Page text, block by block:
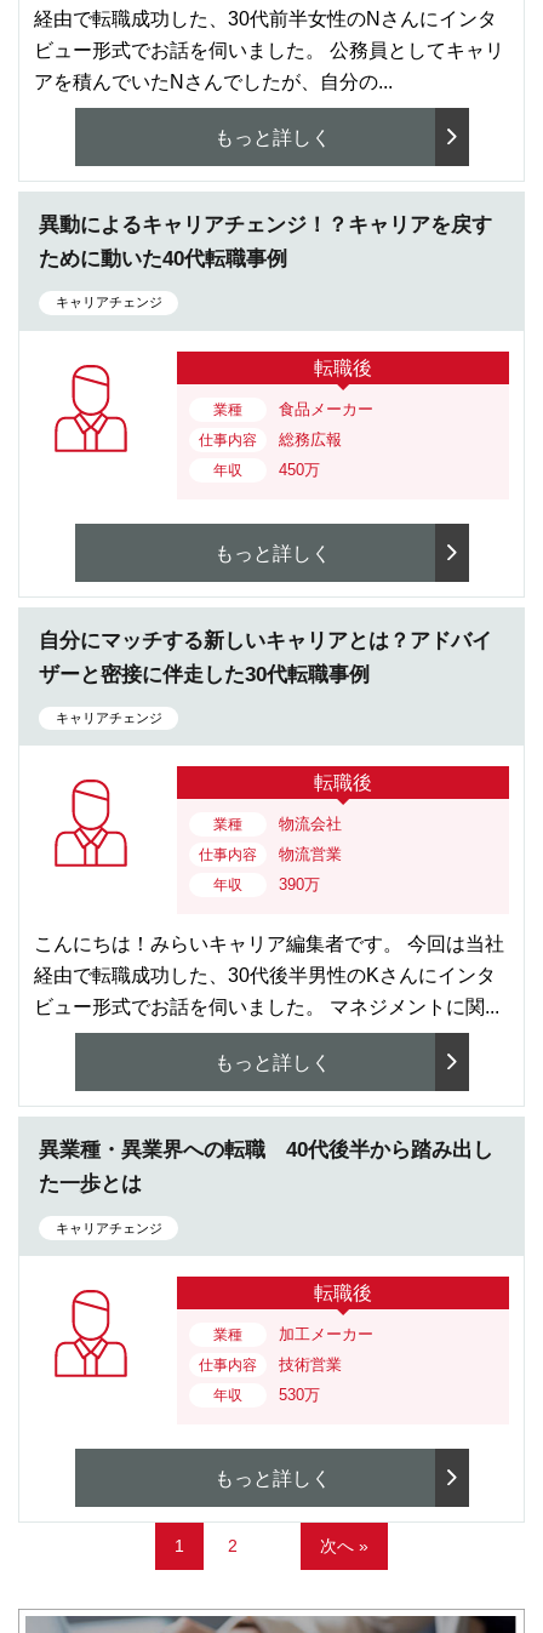
経由で転職成功した、30代前半女性のNさんにインタ
ビュー形式でお話を伺いました。 公務員としてキャリ
アを積んでいたNさんでしたが、自分の...
もっと詳しく
異動によるキャリアチェンジ！？キャリアを戻す
ために動いた40代転職事例
キャリアチェンジ
転職後
業種 食品メーカー
仕事内容 総務広報
年収 450万
もっと詳しく
自分にマッチする新しいキャリアとは？アドバイ
ザーと密接に伴走した30代転職事例
キャリアチェンジ
転職後
業種 物流会社
仕事内容 物流営業
年収 390万
こんにちは！みらいキャリア編集者です。 今回は当社
経由で転職成功した、30代後半男性のKさんにインタ
ビュー形式でお話を伺いました。 マネジメントに関...
もっと詳しく
異業種・異業界への転職 40代後半から踏み出し
た一歩とは
キャリアチェンジ
転職後
業種 加工メーカー
仕事内容 技術営業
年収 530万
もっと詳しく
1 2 次へ »